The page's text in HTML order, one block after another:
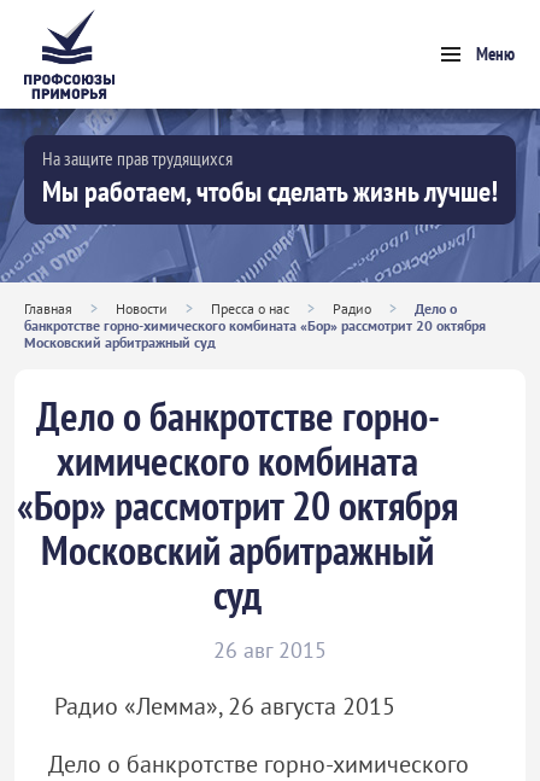
Меню
На защите прав трудящихся
Мы работаем, чтобы сделать жизнь лучше!
Главная > Новости > Пресса о нас > Радио >
Дело о
банкротстве горно-химического комбината «Бор» рассмотрит 20 октября
Московский арбитражный суд
Дело о банкротстве горно-
химического комбината
«Бор» рассмотрит 20 октября
Московский арбитражный
суд
26 авг 2015
Радио «Лемма», 26 августа 2015
Дело о банкротстве горно-химического